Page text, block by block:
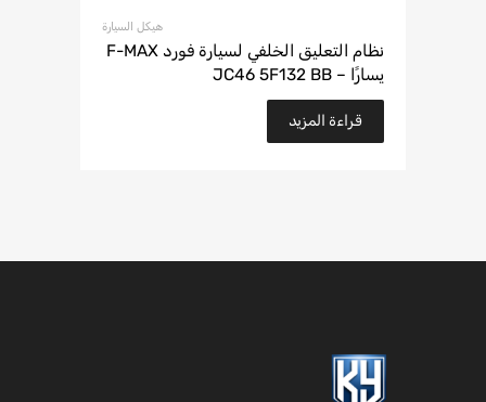
هيكل السيارة
نظام التعليق الخلفي لسيارة فورد F-MAX
يسارًا – JC46 5F132 BB
قراءة المزيد